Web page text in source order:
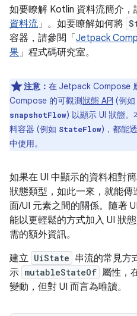
如要瞭解 Kotlin 資料流簡介，
資料流」。如要瞭解如何將
容器，請參閱「 Jetpack
果」程式碼研究室。
注意： 在 Jetpack Compose
Compose 的可觀測狀態 API (例如
snapshotFlow) 以顯示 UI 狀態
料容器 (例如 StateFlow)，都能
中使用。
如果在 UI 中顯示的資料相對
狀態類型，如此一來，就能
面/UI 元素之間的關係。隨著
能以更輕鬆的方式加入 UI 狀
需的額外資訊。
建立 UiState 串流的常見方
示 mutableStateOf 屬性，
變動，但對 UI 而言為唯讀。